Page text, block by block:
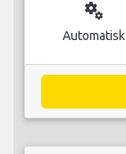
miscellaneous_services
Automatisk